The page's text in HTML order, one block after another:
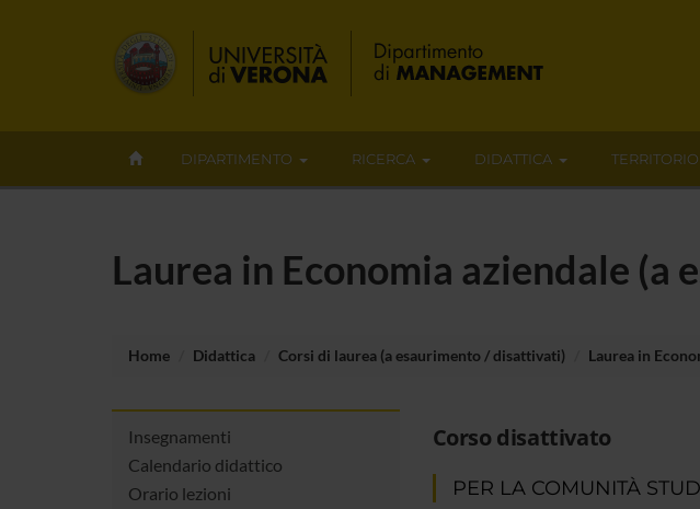
DIPARTIMENTO RICERCA DIDATTICA
Laurea in Economia aziendale (a
Home Didattica Corsi di laurea (a esaurimento / disattivati) Laurea in
Insegnamenti
Calendario didattico
Orario lezioni
Corso disattivato
PER LA COMUNITÀ